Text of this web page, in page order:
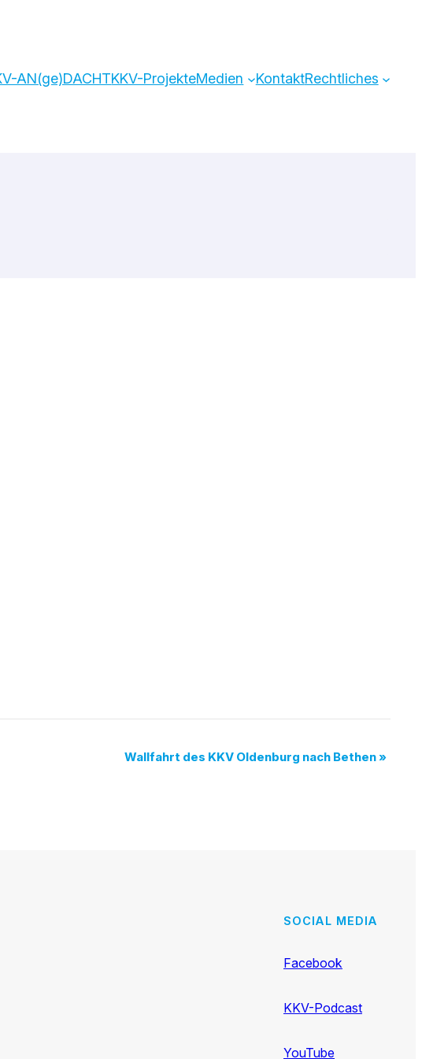
AN(ge)DACHTKKV-ProjekteMedien KontaktRechtliches
Wallfahrt des KKV Oldenburg nach Bethen»
SOCIAL MEDIA
Facebook
KKV-Podcast
YouTube